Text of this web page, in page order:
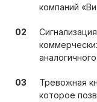
компаний
Тревожная
которое